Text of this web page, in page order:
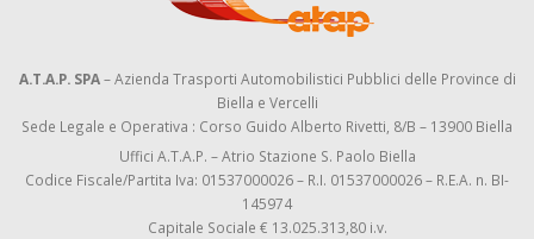
A.T.A.P. SPA– Azienda Trasporti Automobilistici Pubblici delle Province di
Biella e Vercelli
Sede Legale e Operativa : Corso Guido Alberto Rivetti, 8/B – 13900 Biella
Uffici A.T.A.P. – Atrio Stazione S. Paolo Biella
Codice Fiscale/Partita Iva: 01537000026 – R.I. 01537000026 – R.E.A. n. BI-
145974
Capitale Sociale € 13.025.313,80 i.v.